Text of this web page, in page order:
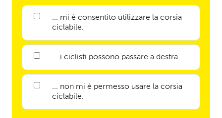
... mi è consentito utilizzare la corsia
ciclabile.
... i ciclisti possono passare a destra.
... non mi è permesso usare la corsia
ciclabile.